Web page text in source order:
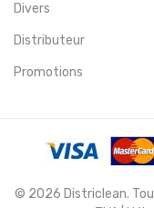
Divers
Distributeur
Promotions
© 2026 Districlean.